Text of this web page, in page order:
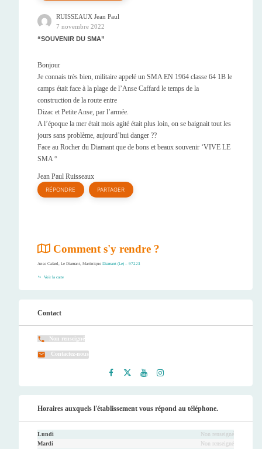
RUISSEAUX Jean Paul
7 novembre 2022
SOUVENIR DU SMA
Bonjour
Je connais très bien, militaire appelé un SMA EN 1964 classe 64 1B le
camps était face à la plage de l’Anse Caffard le temps de la
construction de la route entre
Dizac et Petite Anse, par l’armée.
A l’époque la mer était mois agité était plus loin, on se baignait tout les
jours sans problème, aujourd’hui danger ??
Face au Rocher du Diamant que de bons et beaux souvenir ‘VIVE LE
SMA °
Jean Paul Ruisseaux
RÉPONDRE PARTAGER
Comment s'y rendre ?
Anse Cafard, Le Diamant, Martinique Diamant (Le) – 97223
Voir la carte
Contact
Non renseigné
Contactez-nous
ook
er
be
ram
Horaires auxquels l'établissement vous répond au téléphone.
Lundi
Non renseigné
Mardi
Non renseigné